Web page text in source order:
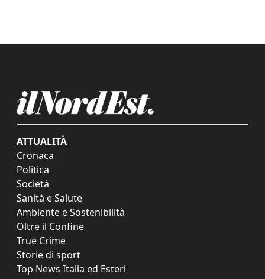
ATTUALITÀ
Cronaca
Politica
Società
Sanità e Salute
Ambiente e Sostenibilità
Oltre il Confine
True Crime
Storie di sport
Top News Italia ed Esteri